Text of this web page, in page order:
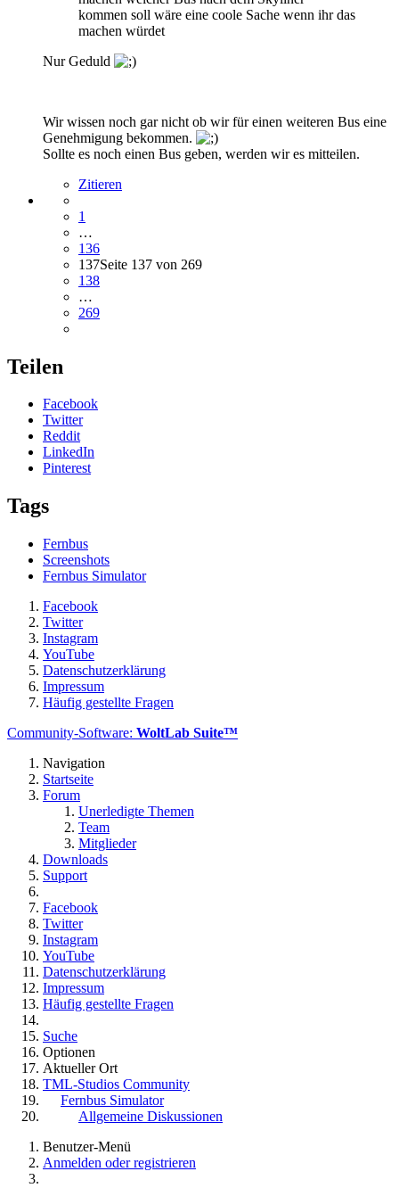
kommen soll wäre eine coole Sache wenn ihr das
machen würdet
Nur Geduld
Wir wissen noch gar nicht ob wir für einen weiteren Bus eine
Genehmigung bekommen.
Sollte es noch einen Bus geben, werden wir es mitteilen.
Zitieren
1
…
136
137Seite 137 von 269
138
…
269
Teilen
Facebook
Twitter
Reddit
LinkedIn
Pinterest
Tags
Fernbus
Screenshots
Fernbus Simulator
Facebook
Twitter
Instagram
YouTube
Datenschutzerklärung
Impressum
Häufig gestellte Fragen
Community-Software: WoltLab Suite™
Navigation
Startseite
Forum
Unerledigte Themen
Team
Mitglieder
Downloads
Support
Facebook
Twitter
Instagram
YouTube
Datenschutzerklärung
Impressum
Häufig gestellte Fragen
Suche
Optionen
Aktueller Ort
TML-Studios Community
Fernbus Simulator
Allgemeine Diskussionen
Benutzer-Menü
Anmelden oder registrieren